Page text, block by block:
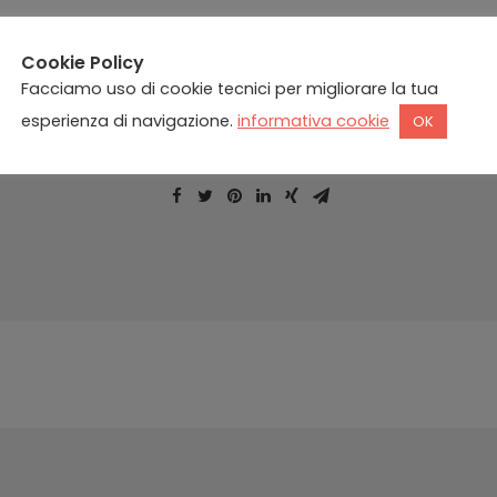
Cookie Policy
Facciamo uso di cookie tecnici per migliorare la tua
esperienza di navigazione. informativa cookie OK